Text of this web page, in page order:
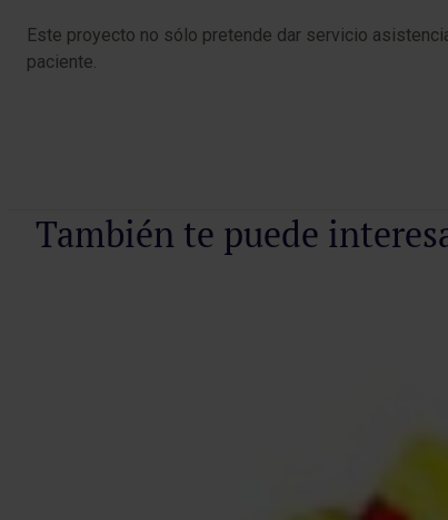
Este proyecto no sólo pretende dar servicio
paciente.
También te puede